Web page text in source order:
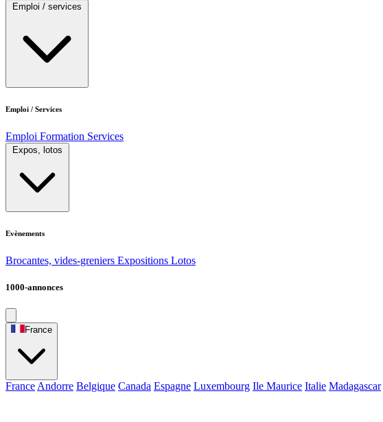
Emploi / services
Emploi / Services
Emploi Formation Services
Expos, lotos
Evènements
Brocantes, vides-greniers Expositions Lotos
1000-annonces
France
France Andorre Belgique Canada Espagne Luxembourg Ile Maurice Italie Madagascar